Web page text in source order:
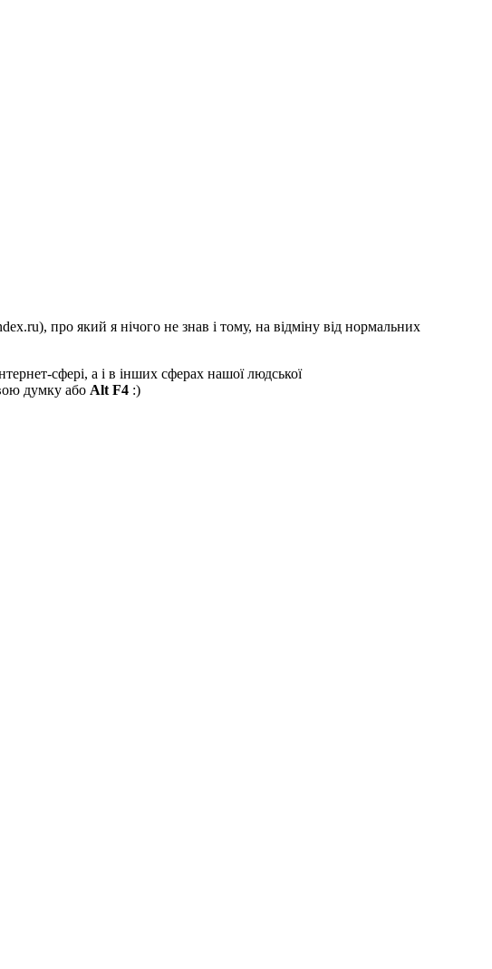
про який я нічого не знав і тому, на відміну від нормальних
сфері, а і в інших сферах нашої людської
думку або Alt F4 :)